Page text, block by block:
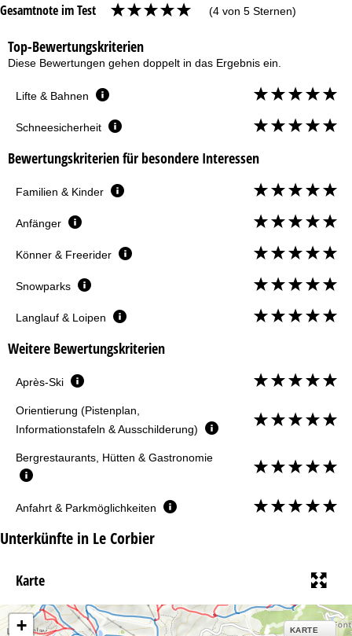
Gesamtnote im Test (4 von 5 Sternen)
Top-Bewertungskriterien
Diese Bewertungen gehen doppelt in das Ergebnis ein.
Lifte & Bahnen
Schneesicherheit
Bewertungskriterien für besondere Interessen
Familien & Kinder
Anfänger
Könner & Freerider
Snowparks
Langlauf & Loipen
Weitere Bewertungskriterien
Après-Ski
Orientierung (Pistenplan,
Informationstafeln & Ausschilderung)
Bergrestaurants, Hütten & Gastronomie
Anfahrt & Parkmöglichkeiten
Unterkünfte in Le Corbier
Karte
+ KARTE